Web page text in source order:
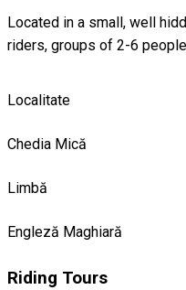
Located in a small, well
riders, groups of 2-6
Localitate
Chedia Mică
Limbă
Engleză Maghiară
Riding Tours